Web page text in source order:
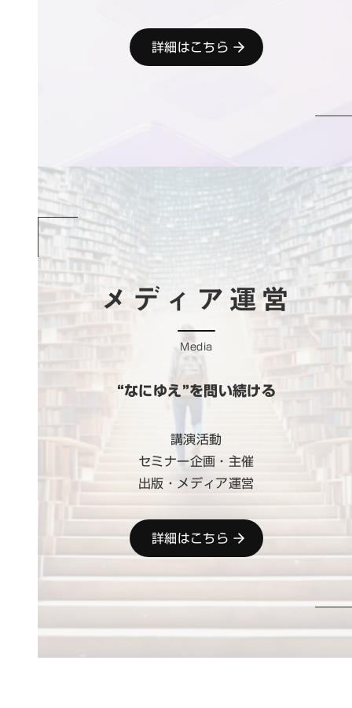
詳細はこちら
メディア運営
Media
“なにゆえ”を問い続ける
講演活動
セミナー企画・主催
出版・メディア運営
詳細はこちら